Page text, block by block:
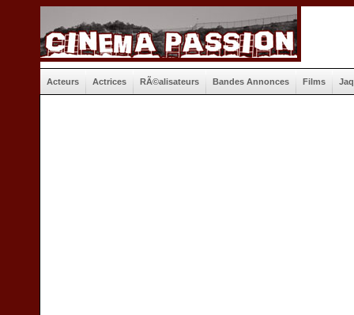
Acteurs Actrices RÃ©alisateurs Bandes Annonces Films